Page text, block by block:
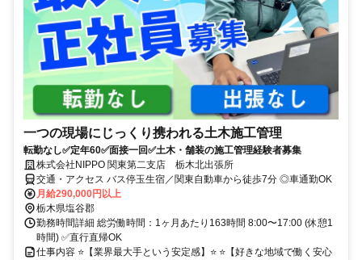
一つの現場にじっくり携われる土木施工管理
転勤なし✅定年60✅面接一回✅土木・舗装の施工管理経験者募集
株式会社NIPPO 関東第二支店 栃木北出張所
交通・アクセス バス停玉生宿／関東自動車から徒歩7分 ◎車通勤OK
月給290,000円以上
栃木県塩谷郡
勤務時間詳細 総労働時間：1ヶ月あたり163時間 8:00〜17:00 (休憩1
時間) ✅直行直帰OK
仕事内容 ⭐【業界最大手という安定感】⭐ ⭐【好きな地域で働く安心